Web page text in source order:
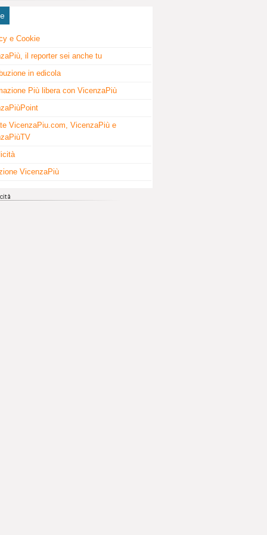
e Cookie
il reporter sei anche tu
in edicola
Più libera con VicenzaPiù
VicenzaPiu.com, VicenzaPiù e
VicenzaPiù